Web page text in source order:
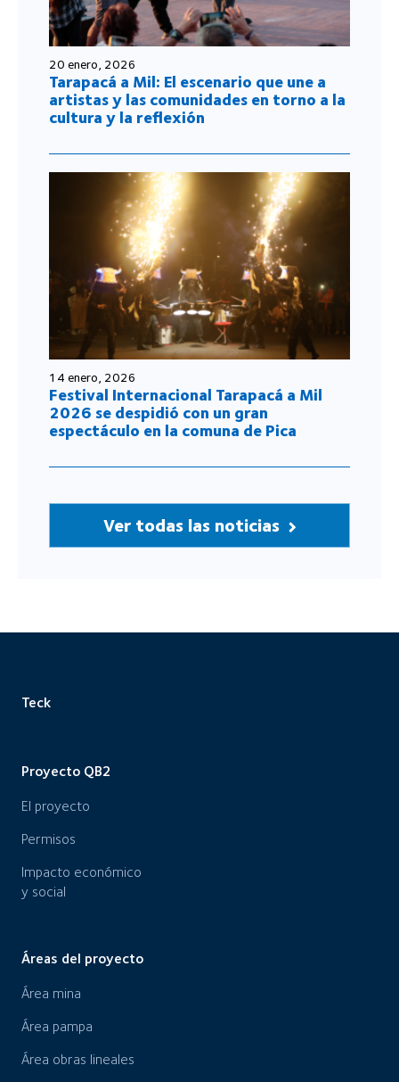
20 enero, 2026
Tarapacá a Mil: El escenario que une a
artistas y las comunidades en torno a la
cultura y la reflexión
14 enero, 2026
Festival Internacional Tarapacá a Mil
2026 se despidió con un gran
espectáculo en la comuna de Pica
Ver todas las noticias
Teck
Proyecto QB2
El proyecto
Permisos
Impacto económico
y social
Áreas del proyecto
Área mina
Área pampa
Área obras lineales